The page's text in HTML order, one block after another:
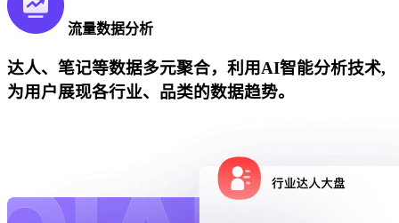
流量数据分析
达人、笔记等数据多元聚合，利用AI智能分析技术,
为用户展现各行业、品类的数据趋势。